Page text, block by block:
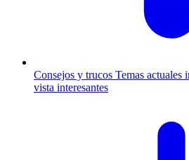
Consejos y trucos Temas actuales
vista interesantes